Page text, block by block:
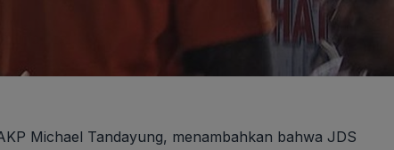
Michael Tandayung, menambahkan bahwa JDS